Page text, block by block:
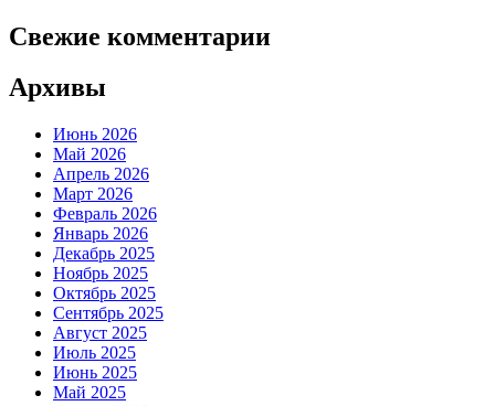
Свежие комментарии
Архивы
Июнь 2026
Май 2026
Апрель 2026
Март 2026
Февраль 2026
Январь 2026
Декабрь 2025
Ноябрь 2025
Октябрь 2025
Сентябрь 2025
Август 2025
Июль 2025
Июнь 2025
Май 2025